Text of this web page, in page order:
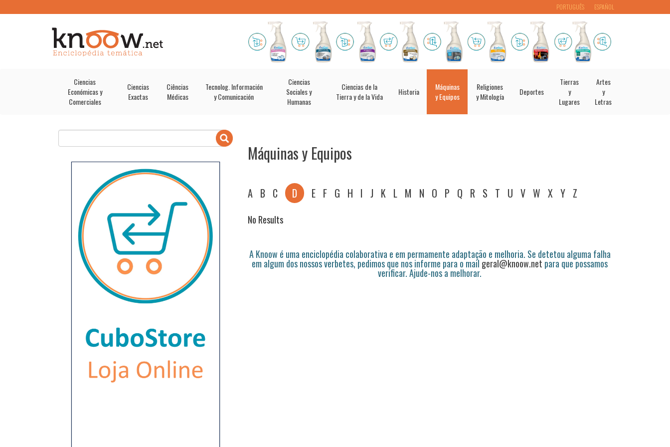
PORTUGUÊS ESPAÑOL
Ciencias
Económicas y
Comerciales
Ciencias
Exactas
Ciências
Médicas
Tecnolog. Información
y Comunicación
Ciencias
Sociales y
Humanas
Ciencias de la
Tierra y de la Vida
Historia
Máquinas
y Equipos
Religiones
y Mitología
Deportes
Tierras
y
Lugares
Artes
y
Letras
Máquinas y Equipos
A B C D E F G H I J K L M N O P Q R S T U V W X Y Z
No Results
A Knoow é uma enciclopédia colaborativa e em permamente adaptação e melhoria. Se detetou alguma falha
em algum dos nossos verbetes, pedimos que nos informe para o mail geral@knoow.net para que possamos
verificar. Ajude-nos a melhorar.